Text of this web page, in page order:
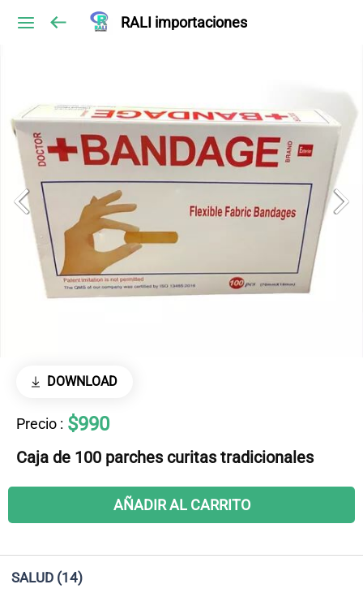
RALI importaciones
DOWNLOAD
Precio : $990
Caja de 100 parches curitas tradicionales
AÑADIR AL CARRITO
SALUD (14)